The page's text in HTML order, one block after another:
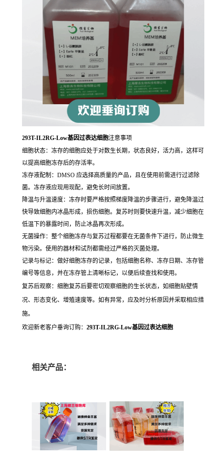
293T-IL2RG-Low基因过表达细胞注意事项
细胞状态：冻存的细胞应处于对数生长期，状态良好，活力高，这样可
以提高细胞冻存后的存活率。
冻存液配制：DMSO 应选择高质量的产品，且在使用前需进行过滤除
菌。冻存液应现用现配，避免长时间放置。
降温与升温速度：冻存时要严格按照梯度降温的步骤进行，避免降温过
快导致细胞内冰晶形成，损伤细胞。复苏时则要快速升温，减少细胞在
低温下的暴露时间，防止冰晶再次形成。
无菌操作：整个细胞冻存与复苏过程都要在无菌条件下进行，防止微生
物污染。使用的器材和试剂都需经过严格的灭菌处理。
记录与标记：做好细胞冻存的记录，包括细胞名称、冻存日期、冻存管
编号等信息，并在冻存管上清晰标记，以便后续查找和使用。
复苏后观察：细胞复苏后要密切观察细胞的生长状态，如细胞贴壁情
况、形态变化、增殖速度等。如有异常，应及时分析原因并采取相应措
施。
欢迎新老客户垂询订购： 293T-IL2RG-Low基因过表达细胞
相关产品：